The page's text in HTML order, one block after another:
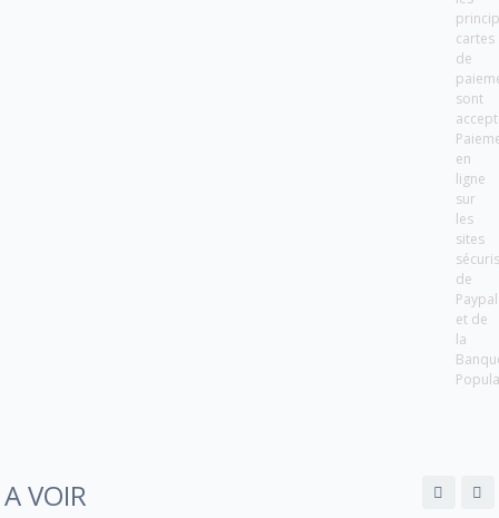
cartes
de
sont
en
ligne
sur
les
sites
de
Paypal
et de
la
A VOIR